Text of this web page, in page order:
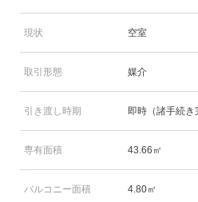
現状 空室
取引形態 媒介
引き渡し時期 即時（諸手続き
専有面積 43.66㎡
バルコニー面積 4.80㎡